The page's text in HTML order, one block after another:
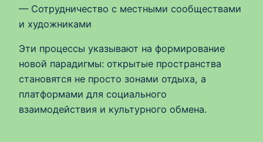
— Сотрудничество с местными сообществами
и художниками
Эти процессы указывают на формирование
новой парадигмы: открытые пространства
становятся не просто зонами отдыха, а
платформами для социального
взаимодействия и культурного обмена.